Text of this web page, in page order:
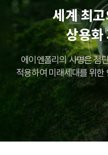
세계 최
상용
에이엔폴리의 사명은 첨
적용하여 미래세대를 위한